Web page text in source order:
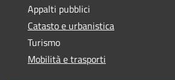
Appalti pubblici
Catasto e urbanistica
Turismo
Mobilità e trasporti